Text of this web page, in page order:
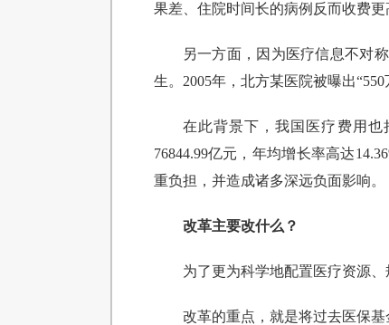
果差、住院时间长的病例反而收费更
另一方面，因为医疗信息不对
生。2005年，北方某医院被曝出
在此背景下，我国医疗费用也
76844.99亿元，年均增长率高达
重负担，并造成诸多深远负面影响。
改革主要改什么？
为了更为科学地配置医疗资源
改革的重点，就是将过去医保